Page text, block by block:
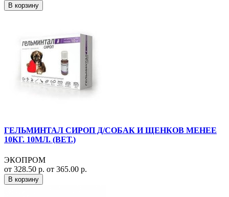
В корзину
ГЕЛЬМИНТАЛ СИРОП Д/СОБАК И ЩЕНКОВ МЕНЕЕ
10КГ. 10МЛ. (ВЕТ.)
ЭКОПРОМ
от 328.50 р. от 365.00 р.
В корзину